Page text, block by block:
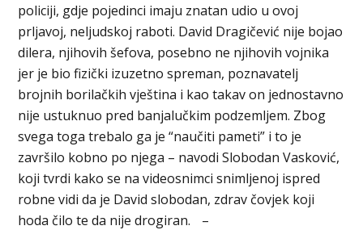
policiji, gdje pojedinci imaju znatan udio u ovoj
prljavoj, neljudskoj raboti. David Dragičević nije bojao
dilera, njihovih šefova, posebno ne njihovih vojnika
jer je bio fizički izuzetno spreman, poznavatelj
brojnih borilačkih vještina i kao takav on jednostavno
nije ustuknuo pred banjalučkim podzemljem. Zbog
svega toga trebalo ga je “naučiti pameti” i to je
završilo kobno po njega – navodi Slobodan Vasković,
koji tvrdi kako se na videosnimci snimljenoj ispred
robne vidi da je David slobodan, zdrav čovjek koji
hoda čilo te da nije drogiran. –